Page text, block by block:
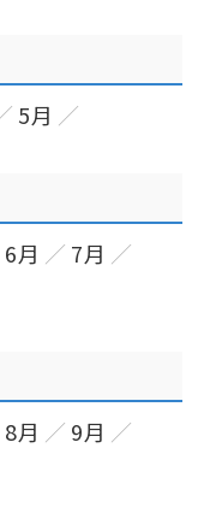
5月
6月
7月
8月
9月